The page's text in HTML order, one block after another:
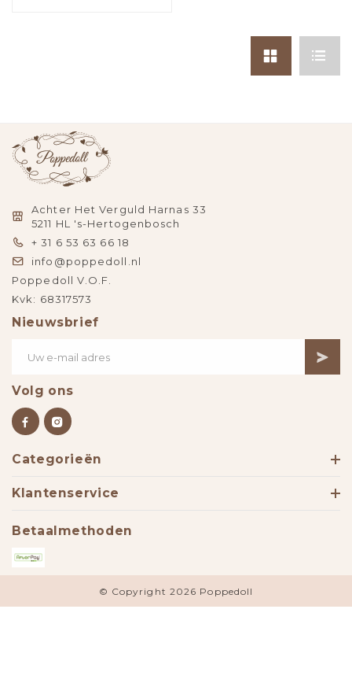
Achter Het Verguld Harnas 33
5211 HL 's-Hertogenbosch
+ 31 6 53 63 66 18
info@poppedoll.nl
Poppedoll V.O.F.
Kvk: 68317573
Nieuwsbrief
Volg ons
Categorieën
Klantenservice
Betaalmethoden
© Copyright 2026 Poppedoll